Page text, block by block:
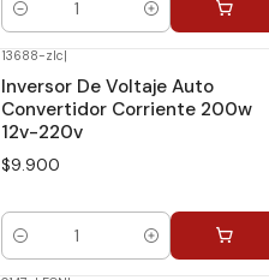
Cantidad
13688-zlc
Inversor De Voltaje Auto
Convertidor Corriente 200w
12v-220v
$9.900
Cantidad